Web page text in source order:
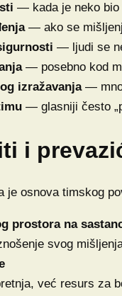
— kada je neko bio
— ako se
— ljudi se
— posebno kod
izražavanja—
— glasniji često
i
je osnova timskog
prostora na
svog
već resurs za